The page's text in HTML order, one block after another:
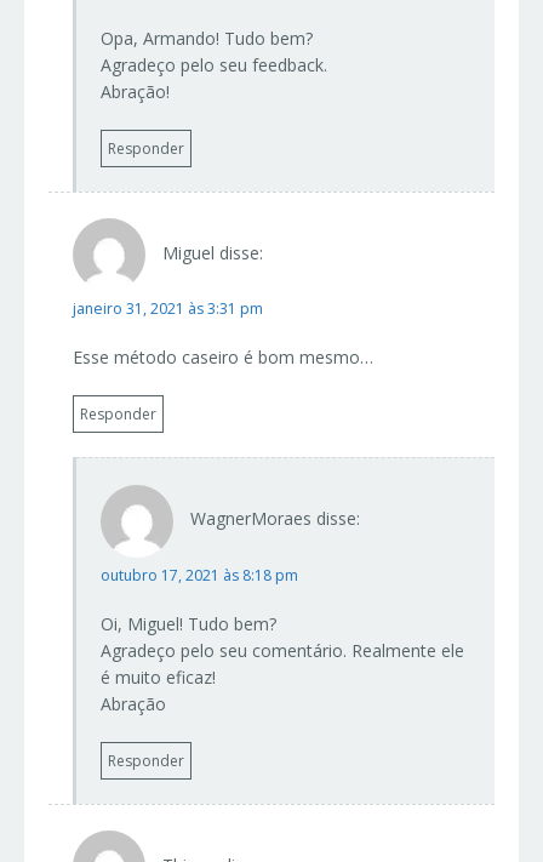
Opa, Armando! Tudo bem?
Agradeço pelo seu feedback.
Abração!
Responder
Miguel disse:
janeiro 31, 2021 às 3:31 pm
Esse método caseiro é bom mesmo…
Responder
WagnerMoraes disse:
outubro 17, 2021 às 8:18 pm
Oi, Miguel! Tudo bem?
Agradeço pelo seu comentário. Realmente ele
é muito eficaz!
Abração
Responder